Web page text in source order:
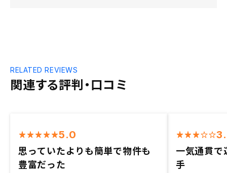
関連する評判・口コミ
RELATED REVIEWS
5.0
思っていたよりも簡単で物件も
豊富だった
一気通貫で
手